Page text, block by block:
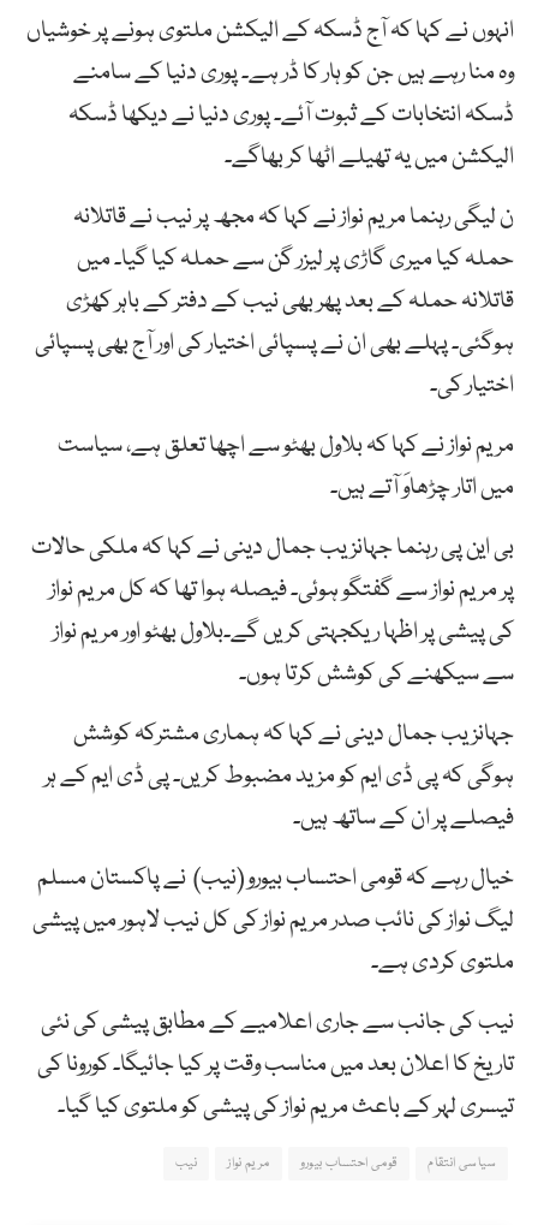
انہوں نے کہا کہ آج ڈسکہ کے الیکشن ملتوی ہونے پر خوشیاں
وہ منا رہے ہیں جن کو ہار کا ڈر ہے۔ پوری دنیا کے سامنے
ڈسکہ انتخابات کے ثبوت آئے۔ پوری دنیا نے دیکھا ڈسکہ
الیکشن میں یہ تھیلے اٹھا کر بھاگے۔
ن لیگی رہنما مریم نواز نے کہا کہ مجھ پر نیب نے قاتلانہ
حملہ کیا میری گاڑی پر لیزر گن سے حملہ کیا گیا۔ میں
قاتلانہ حملہ کے بعد پھر بھی نیب کے دفتر کے باہر کھڑی
ہوگئی۔ پہلے بھی ان نے پسپائی اختیار کی اور آج بھی پسپائی
اختیار کی۔
مریم نواز نے کہا کہ بلاول بھٹو سے اچھا تعلق ہے، سیاست
میں اتار چڑھاوَ آتے ہیں۔
بی این پی رہنما جہانزیب جمال دینی نے کہا کہ ملکی حالات
پر مریم نواز سے گفتگو ہوئی۔ فیصلہ ہوا تھا کہ کل مریم نواز
کی پیشی پر اظہا ریکجہتی کریں گے۔بلاول بھٹو اور مریم نواز
سے سیکھنے کی کوشش کرتا ہوں۔
جہانزیب جمال دینی نے کہا کہ ہماری مشترکہ کوشش
ہوگی کہ پی ڈی ایم کو مزید مضبوط کریں۔ پی ڈی ایم کے ہر
فیصلے پر ان کے ساتھ ہیں۔
خیال رہے کہ قومی احتساب بیورو (نیب) نے پاکستان مسلم
لیگ نواز کی نائب صدر مریم نواز کی کل نیب لاہور میں پیشی
ملتوی کردی ہے۔
نیب کی جانب سے جاری اعلامیے کے مطابق پیشی کی نئی
تاریخ کا اعلان بعد میں مناسب وقت پر کیا جائیگا۔ کورونا کی
تیسری لہر کے باعث مریم نواز کی پیشی کو ملتوی کیا گیا۔
سیاسی انتقام قومی احتساب بیورو مریم نواز نیب